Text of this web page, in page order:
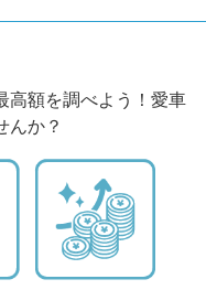
高額を調べよう！愛車
んか？